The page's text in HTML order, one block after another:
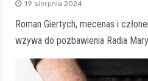
19 sierpnia 2024
Roman Giertych, mecenas i
wzywa do pozbawienia Radia